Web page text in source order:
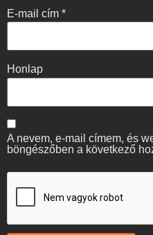
E-mail cím *
Honlap
A nevem, e-mail címem, és
böngészőben a következő